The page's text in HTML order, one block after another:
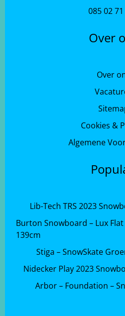
085 02
Over
Over
Cookies &
Algemene
Lib-Tech TRS 2023
Burton Snowboard – Lux
139cm
Stiga – SnowSkate
Nidecker Play 2023
Arbor – Foundation –